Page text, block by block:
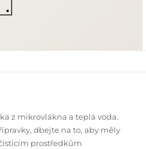
z mikrovlákna a teplá voda.
dbejte na to, aby měly
prostředkům